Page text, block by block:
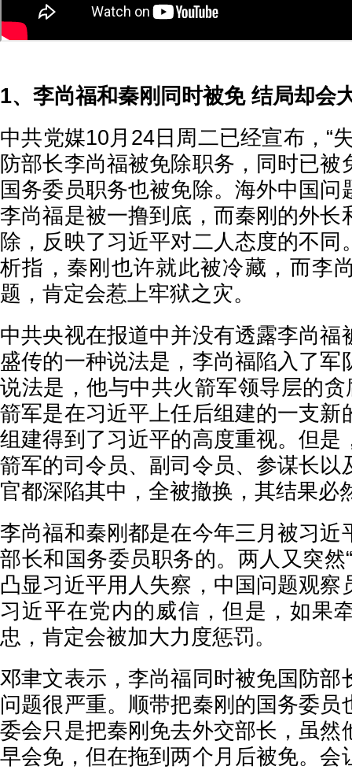
1、李尚福和秦刚同时被免 结局却会
中共党媒10月24日周二已经宣布，“
防部长李尚福被免除职务，同时已被
国务委员职务也被免除。海外中国问
李尚福是被一撸到底，而秦刚的外长
除，反映了习近平对二人态度的不同
析指，秦刚也许就此被冷藏，而李
题，肯定会惹上牢狱之灾。
中共央视在报道中并没有透露李尚福
盛传的一种说法是，李尚福陷入了军
说法是，他与中共火箭军领导层的贪
箭军是在习近平上任后组建的一支新
组建得到了习近平的高度重视。但是
箭军的司令员、副司令员、参谋长以
官都深陷其中，全被撤换，其结果必
李尚福和秦刚都是在今年三月被习近
部长和国务委员职务的。两人又突然
凸显习近平用人失察，中国问题观察
习近平在党内的威信，但是，如果
忠，肯定会被加大力度惩罚。
邓聿文表示，李尚福同时被免国防部
问题很严重。顺带把秦刚的国务委员
委会只是把秦刚免去外交部长，虽然
早会免，但在拖到两个月后被免。会